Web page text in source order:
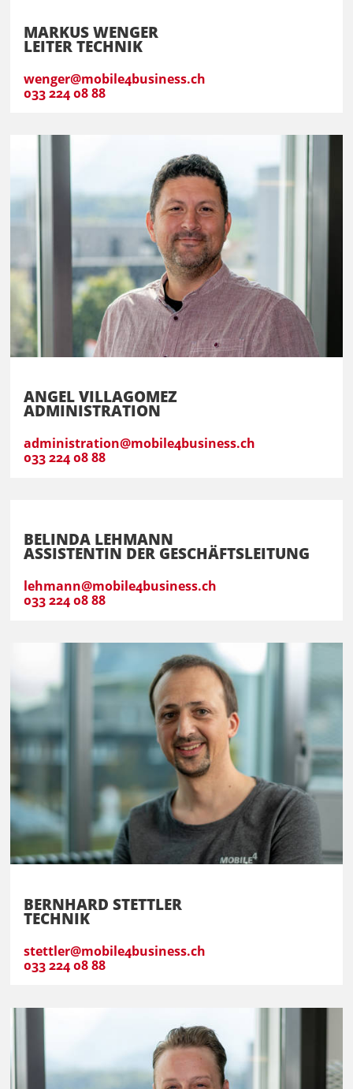
MARKUS WENGER
LEITER TECHNIK
wenger@mobile4business.ch
033 224 08 88
ANGEL VILLAGOMEZ
ADMINISTRATION
administration@mobile4business.ch
033 224 08 88
BELINDA LEHMANN
ASSISTENTIN DER GESCHÄFTSLEITUNG
lehmann@mobile4business.ch
033 224 08 88
BERNHARD STETTLER
TECHNIK
stettler@mobile4business.ch
033 224 08 88